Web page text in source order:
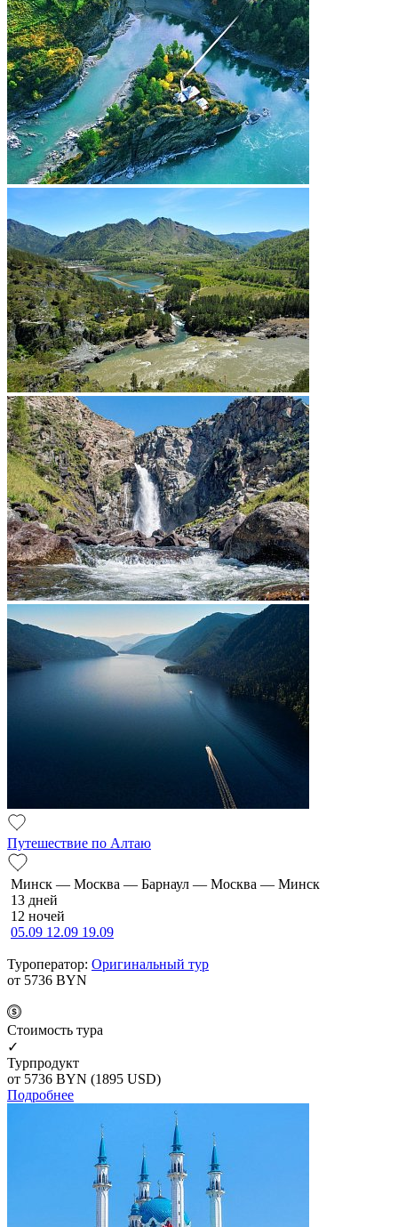
Путешествие по Алтаю
Минск — Москва — Барнаул — Москва — Минск
13 дней
12 ночей
05.09 12.09 19.09
Туроператор: Оригинальный тур
от 5736 BYN
Cтоимость тура
✓
Турпродукт
от 5736 BYN (1895 USD)
Подробнее